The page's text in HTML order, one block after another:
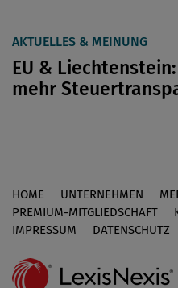
AKTUELLES & MEINUNG
EU &
mehr
Footer
HOME UNTERNEHMEN
PREMIUM-MITGLIEDSCHAFT
IMPRESSUM
DATENSCHUTZ